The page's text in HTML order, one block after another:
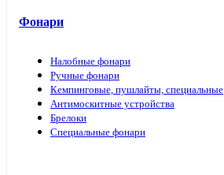
Фонари
Налобные фонари
Ручные фонари
Кемпинговые, пушлайты, специальные
Антимоскитные устройства
Брелоки
Специальные фонари